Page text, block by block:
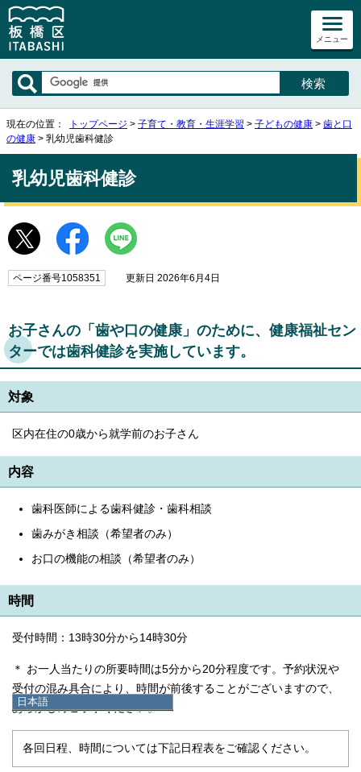
メニュー
日本語
日本語
English
한국어
简体中文
現在の位置： トップページ > 子育て・教育・生涯学習 > 子どもの健康 > 歯と口
の健康 > 乳幼児歯科健診
乳幼児歯科健診
ページ番号1058351 更新日 2026年6月4日
お子さんの「歯や口の健康」のために、健康福祉セン
ターでは歯科健診を実施しています。
対象
区内在住の0歳から就学前のお子さん
内容
歯科医師による歯科健診・歯科相談
歯みがき相談（希望者のみ）
お口の機能の相談（希望者のみ）
時間
受付時間：13時30分から14時30分
＊ お一人当たりの所要時間は5分から20分程度です。予約状況や
受付の混み具合により、時間が前後することがございますので、
あらかじめご了承ください。
各回日程、時間については下記日程表をご確認ください。